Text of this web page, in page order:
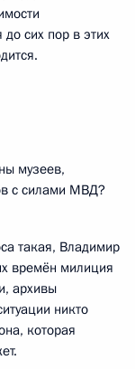
до сих пор в этих
музеев,
с силами МВД?
такая, Владимир
времён милиция
архивы
никто
которая